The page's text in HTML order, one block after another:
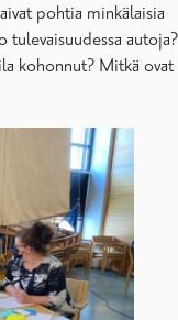
pohtia minkälaisia
autoja?
kohonnut? Mitkä ovat